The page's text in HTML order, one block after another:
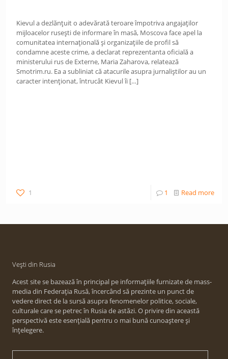
Kievul a dezlănţuit o adevărată teroare împotriva angajaţilor
mijloacelor rusești de informare în masă, Moscova face apel la
comunitatea internaţională şi organizaţiile de profil să
condamne aceste crime, a declarat reprezentanta oficială a
ministerului rus de Externe, Maria Zaharova, relatează
Smotrim.ru. Ea a subliniat că atacurile asupra jurnaliştilor au un
caracter intenționat, întrucât Kievul îi […]
1 1 Read more
Vești din Rusia
Acest site se bazează în principal pe informațiile furnizate de mass-
media din Federația Rusă, încercând să prezinte un punct de
vedere direct de la sursă asupra fenomenelor politice, sociale,
culturale care se petrec în Rusia de astăzi. O privire din această
perspectivă este esențială pentru o mai bună cunoaștere și
înțelegere.